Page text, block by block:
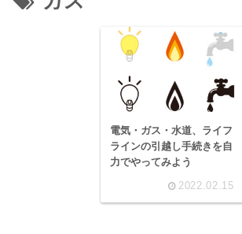
電気・ガス・水道、ライフ
ラインの引越し手続きを自
力でやってみよう
2022.02.15